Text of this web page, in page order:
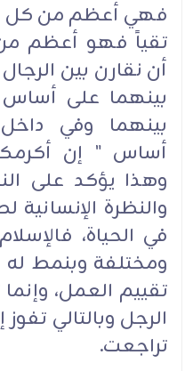
فهي أعظم من كل
تقياً فهو أعظم من
أن نقارن بين الرجال
بينهما على أساس
بينهما وفي
أساس " إن
وهذا يؤكد على
والنظرة
في الحياة،
ومختلفة وبنمط
تقييم العمل،
الرجل وبالتالي
تراجعت.‏